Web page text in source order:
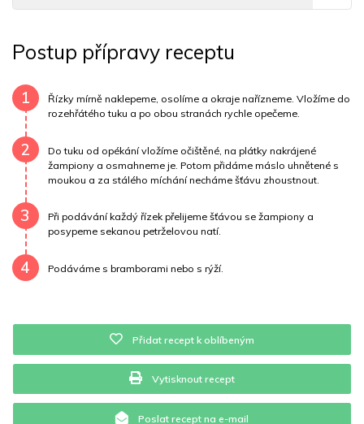
Uhlovodany 5 g Cholesterol157 mg
Draslík 674.4 mg Vláknina 3591.5 mg
Vitamín B12 0 mg Vitamín C24.9 mg
Vitamín E
Postup přípravy receptu
1
Řízky mírně naklepeme, osolíme a okraje nařízneme. Vložíme do
rozehřátého tuku a po obou stranách rychle opečeme.
2
Do tuku od opékání vložíme očištěné, na plátky nakrájené
žampiony a osmahneme je. Potom přidáme máslo uhnětené s
moukou a za stálého míchání necháme šťávu zhoustnout.
3
Při podávání každý řízek přelijeme šťávou se žampiony a
posypeme sekanou petrželovou natí.
4 Podáváme s bramborami nebo s rýží.
Přidat recept k oblíbeným
Vytisknout recept
Poslat recept na e-mail